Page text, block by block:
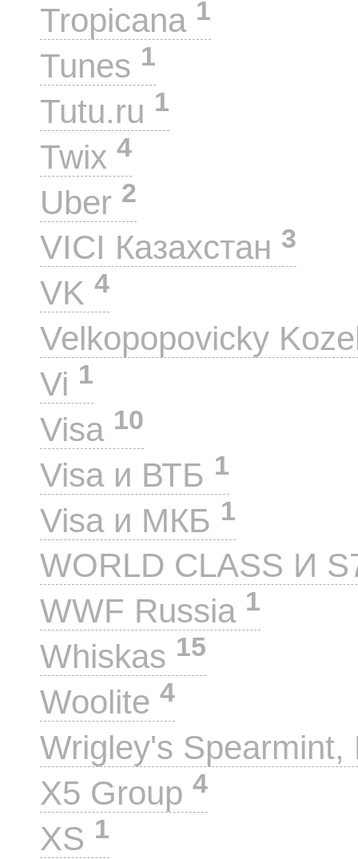
Tropicana 1
Tunes 1
Tutu.ru 1
Twix 4
Uber 2
VICI Казахстан 3
VK 4
Velkopopovicky
Vi 1
Visa 10
Visa и ВТБ 1
Visa и МКБ 1
WORLD CLASS И
WWF Russia 1
Whiskas 15
Woolite 4
Wrigley's
X5 Group 4
XS 1